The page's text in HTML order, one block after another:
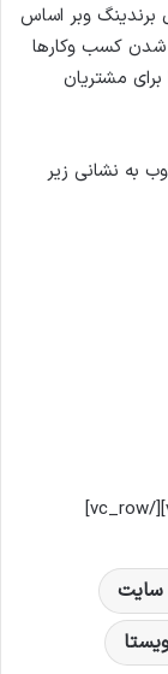
برندینگ وبر اساس
شدن کسب وکارها
مشتریان
به نشانی زیر
سایت
ویستا